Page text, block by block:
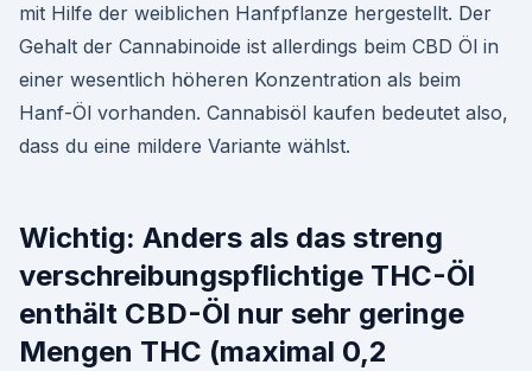
mit Hilfe der weiblichen Hanfpflanze hergestellt. Der
Gehalt der Cannabinoide ist allerdings beim CBD Öl in
einer wesentlich höheren Konzentration als beim
Hanf-Öl vorhanden. Cannabisöl kaufen bedeutet also,
dass du eine mildere Variante wählst.
Wichtig: Anders als das streng
verschreibungspflichtige THC-Öl
enthält CBD-Öl nur sehr geringe
Mengen THC (maximal 0,2